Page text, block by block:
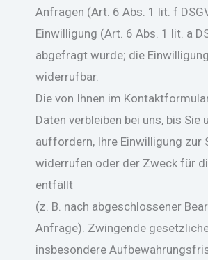
Anfragen (Art. 6 Abs. 1 lit. f
Einwilligung (Art. 6 Abs. 1 lit. a
abgefragt wurde; die
widerrufbar.
Die von Ihnen im
Daten verbleiben bei uns, bis Sie
auffordern, Ihre Einwilligung zur
widerrufen oder der Zweck für
entfällt
(z. B. nach abgeschlossener
Anfrage). Zwingende
insbesondere